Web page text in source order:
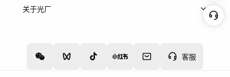
客服
上架服务
关于光厂